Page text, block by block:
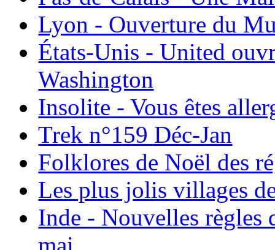
Lyon - Ouverture du
États-Unis - United
Washington
Insolite - Vous êtes
Trek n°159 Déc-Jan
Folklores de Noël des
Les plus jolis villages
Inde - Nouvelles règles
mai